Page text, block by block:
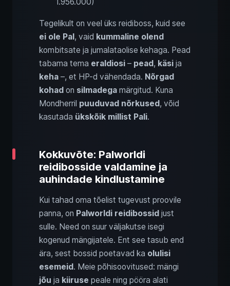
Tegelikult on veel üks reidiboss, kuid see
ei ole Pal, vaid kummaline olend
kombitsate ja jumalataolise kehaga. Pead
tabama tema eraldiosi – pead, käsi ja
keha –, et HP-d vähendada. Nõrgad
kohad on silmadega märgitud. Kuna
Mondherril puuduvad nõrkused, võid
kasutada ükskõik millist Pali.
Kokkuvõte: Palworldi
reidibosside valdamine ja
auhindade kindlustamine
Kui tahad oma tõelist tugevust proovile
panna, on Palworldi reidibossid just
sulle. Need on suur väljakutse isegi
kogenud mängijatele. Ent see tasub end
ära, sest bossid poetavad ka olulisi
esemeid. Meie põhisoovitused: mängi
jõu ja kiiruse peale ning pööra alati